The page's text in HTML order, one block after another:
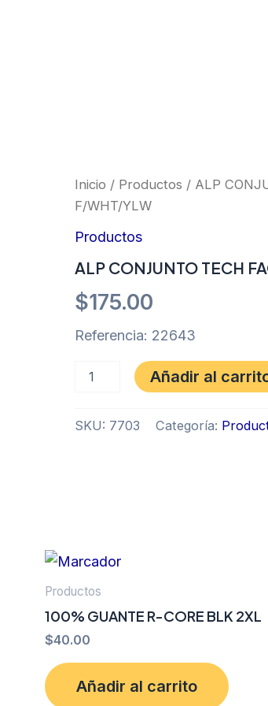
Inicio / Productos / ALP
F/WHT/YLW
Productos
ALP CONJUNTO TECH
$175.00
Referencia: 22643
ALP
TECH
32
RED
F/WHT/YLW
cantidad
Añadir al
SKU: 7703 Categoría:
Productos
100% GUANTE R-CORE BLK 2XL
$40.00
Añadir al carrito